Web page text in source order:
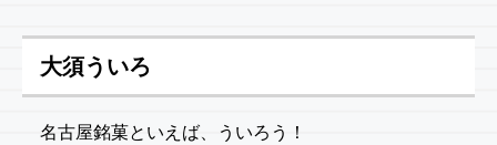
大須ういろ
名古屋銘菓といえば、ういろう！